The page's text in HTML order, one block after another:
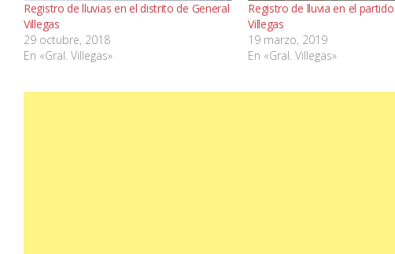
Registro de lluvias en el distrito de General
Villegas
29 octubre, 2018
En «Gral. Villegas»
Registro de lluvia en el
Villegas
19 marzo, 2019
En «Gral. Villegas»